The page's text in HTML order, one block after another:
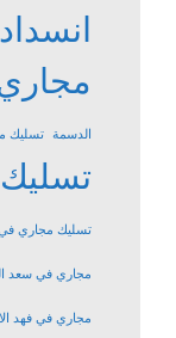
الدسمة تسليك
تسليك مجاري
مجاري في سعد
مجاري في فهد